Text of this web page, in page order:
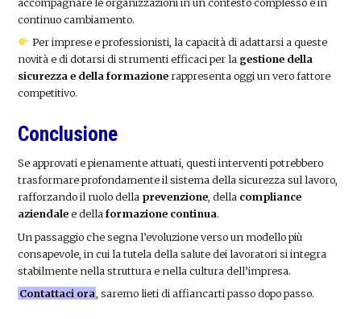
continuo cambiamento.
Per imprese e professionisti, la capacità di adattarsi a queste
novità e di dotarsi di strumenti efficaci per la gestione della
sicurezza e della formazione rappresenta oggi un vero fattore
competitivo.
Conclusione
Se approvati e pienamente attuati, questi interventi potrebbero
trasformare profondamente il sistema della sicurezza sul lavoro,
rafforzando il ruolo della prevenzione, della compliance
aziendalee dellaformazione continua.
Un passaggio che segna l’evoluzione verso un modello più
consapevole, in cui la tutela della salute dei lavoratori si integra
stabilmente nella struttura e nella cultura dell’impresa.
Contattaci ora , saremo lieti di affiancarti passo dopo passo.